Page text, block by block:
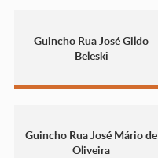
Guincho Rua José Gildo
Beleski
Guincho Rua José Mário de
Oliveira